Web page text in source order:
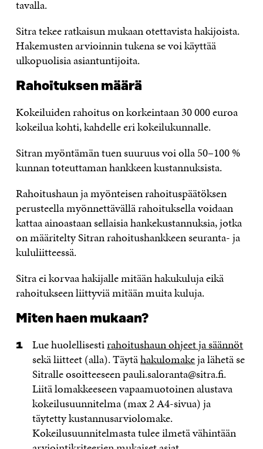
tavalla.
Sitra tekee ratkaisun mukaan otettavista hakijoista.
Hakemusten arvioinnin tukena se voi käyttää
ulkopuolisia asiantuntijoita.
Rahoituksen määrä
Kokeiluiden rahoitus on korkeintaan 30 000 euroa
kokeilua kohti, kahdelle eri kokeilukunnalle.
Sitran myöntämän tuen suuruus voi olla 50–100 %
kunnan toteuttaman hankkeen kustannuksista.
Rahoitushaun ja myönteisen rahoituspäätöksen
perusteella myönnettävällä rahoituksella voidaan
kattaa ainoastaan sellaisia hankekustannuksia, jotka
on määritelty Sitran rahoitushankkeen seuranta- ja
kululiitteessä.
Sitra ei korvaa hakijalle mitään hakukuluja eikä
rahoitukseen liittyviä mitään muita kuluja.
Miten haen mukaan?
Lue huolellisestirahoitushaun ohjeet ja säännöt
sekä liitteet (alla). Täytähakulomakeja lähetä se
Sitralle osoitteeseen pauli.saloranta@sitra.fi.
Liitä lomakkeeseen vapaamuotoinen alustava
kokeilusuunnitelma (max 2 A4-sivua) ja
täytetty kustannusarviolomake.
Kokeilusuunnitelmasta tulee ilmetä vähintään